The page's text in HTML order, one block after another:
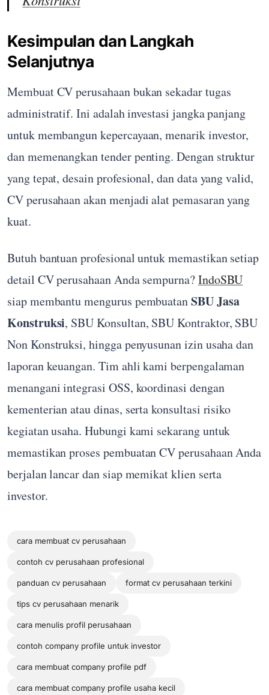
Kesimpulan dan Langkah
Selanjutnya
Membuat CV perusahaan bukan sekadar tugas
administratif. Ini adalah investasi jangka panjang
untuk membangun kepercayaan, menarik investor,
dan memenangkan tender penting. Dengan struktur
yang tepat, desain profesional, dan data yang valid,
CV perusahaan akan menjadi alat pemasaran yang
kuat.
Butuh bantuan profesional untuk memastikan setiap
detail CV perusahaan Anda sempurna?IndoSBU
siap membantu mengurus pembuatanSBU Jasa
Konstruksi, SBU Konsultan, SBU Kontraktor, SBU
Non Konstruksi, hingga penyusunan izin usaha dan
laporan keuangan. Tim ahli kami berpengalaman
menangani integrasi OSS, koordinasi dengan
kementerian atau dinas, serta konsultasi risiko
kegiatan usaha. Hubungi kami sekarang untuk
memastikan proses pembuatan CV perusahaan Anda
berjalan lancar dan siap memikat klien serta
investor.
cara membuat cv perusahaan
contoh cv perusahaan profesional
panduan cv perusahaan format cv perusahaan terkini
tips cv perusahaan menarik
cara menulis profil perusahaan
contoh company profile untuk investor
cara membuat company profile pdf
cara membuat company profile usaha kecil